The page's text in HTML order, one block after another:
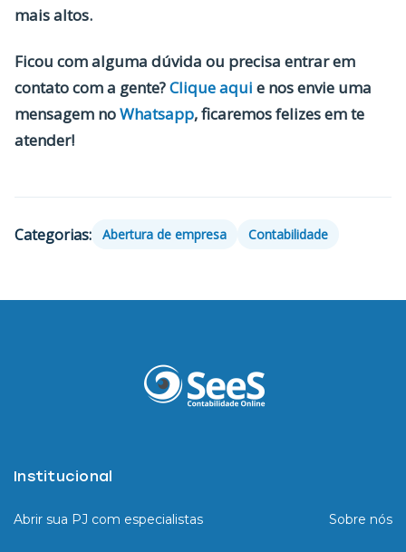
mais altos.
Ficou com alguma dúvida ou precisa entrar em
contato com a gente?Clique aqui e nos envie uma
mensagem noWhatsapp, ficaremos felizes em te
atender!
Categorias: Abertura de empresa Contabilidade
Institucional
Abrir sua PJ com especialistas Sobre nós